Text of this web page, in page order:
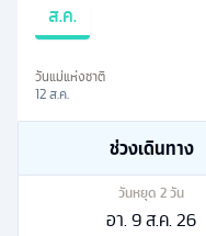
ส.ค.
วันแม่แห่งชาติ
12 ส.ค.
ช่วงเดินทาง
วันหยุด 2วัน
อา. 9 ส.ค. 26